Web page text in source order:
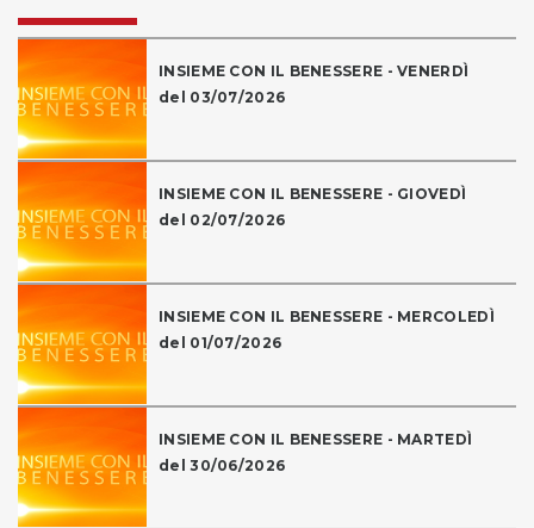
INSIEME CON IL BENESSERE - VENERDÌ
del 03/07/2026
INSIEME CON IL BENESSERE - GIOVEDÌ
del 02/07/2026
INSIEME CON IL BENESSERE - MERCOLEDÌ
del 01/07/2026
INSIEME CON IL BENESSERE - MARTEDÌ
del 30/06/2026